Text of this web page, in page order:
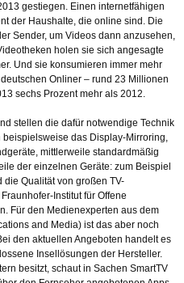
gestiegen. Einen internetfähigen
der Haushalte, die online sind. Die
Sender, um Videos dann anzusehen,
holen sie sich angesagte
Und sie konsumieren immer mehr
Onliner – rund 23 Millionen
sechs Prozent mehr als 2012.
stellen die dafür notwendige Technik
das Display-Mirroring,
mittlerweile standardmäßig
der einzelnen Geräte: zum Beispiel
Qualität von großen TV-
Institut für Offene
Für den Medienexperten aus dem
and Media) ist das aber noch
den aktuellen Angeboten handelt es
Insellösungen der Hersteller.
besitzt, schaut in Sachen SmartTV